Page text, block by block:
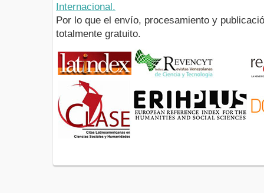
Internacional.
Por lo que el envío, procesamiento y
totalmente gratuito.